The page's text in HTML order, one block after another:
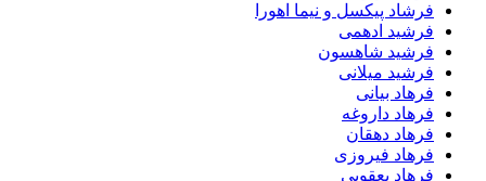
فرشاد پیکسل و نیما اهورا
فرشید ادهمی
فرشید شاهسون
فرشید میلانی
فرهاد بیانی
فرهاد داروغه
فرهاد دهقان
فرهاد فیروزی
فرهاد یعقوبی